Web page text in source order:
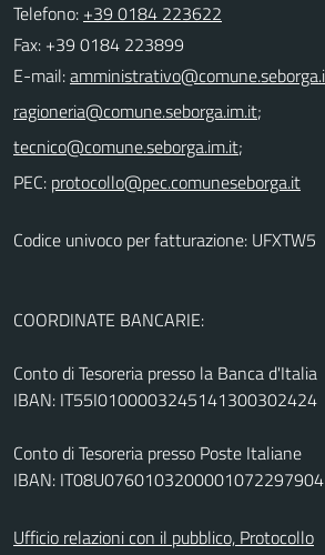
Telefono: +39 0184 223622
Fax: +39 0184 223899
E-mail:
;
;
PEC:
Codice univoco per fatturazione: UFXTW5
COORDINATE BANCARIE:
Conto di Tesoreria presso la Banca d'Italia
IBAN: IT55I0100003245141300302424
Conto di Tesoreria presso Poste Italiane
IBAN: IT08U0760103200001072297904
Ufficio relazioni con il pubblico, Protocollo